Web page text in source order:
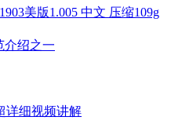
美版1.005 中文 压缩109g
介绍之一